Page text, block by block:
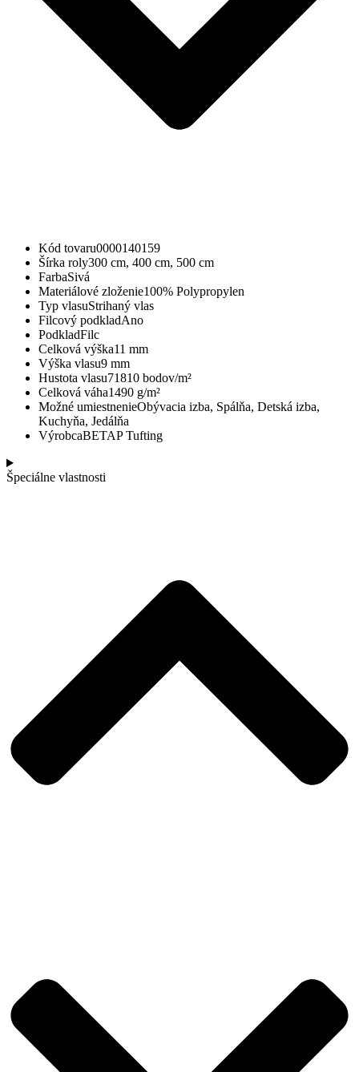
Kód tovaru0000140159
Šírka roly300 cm, 400 cm, 500 cm
FarbaSivá
Materiálové zloženie100% Polypropylen
Typ vlasuStrihaný vlas
Filcový podkladAno
PodkladFilc
Celková výška11 mm
Výška vlasu9 mm
Hustota vlasu71810 bodov/m²
Celková váha1490 g/m²
Možné umiestnenieObývacia izba, Spálňa, Detská izba,
Kuchyňa, Jedálňa
VýrobcaBETAP Tufting
Špeciálne vlastnosti